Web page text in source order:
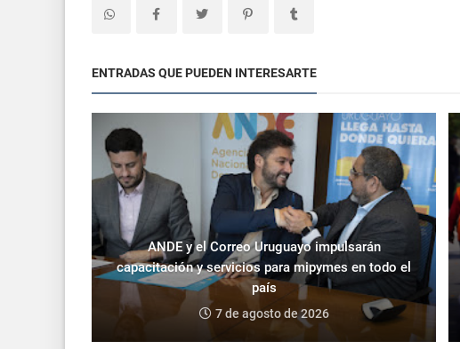
ENTRADAS QUE PUEDEN INTERESARTE
ANDE y el Correo Uruguayo impulsarán
capacitación y servicios para mipymes en todo el
país
7 de agosto de 2026